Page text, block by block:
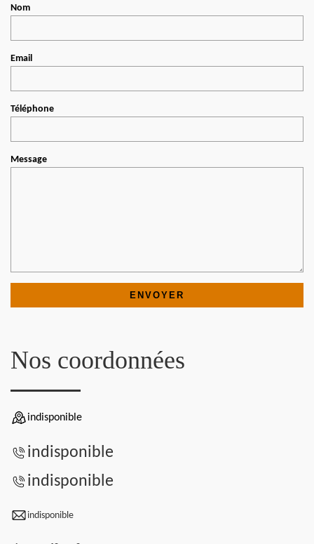
Nom
Email
Téléphone
Message
Nos coordonnées
indisponible
indisponible
indisponible
indisponible